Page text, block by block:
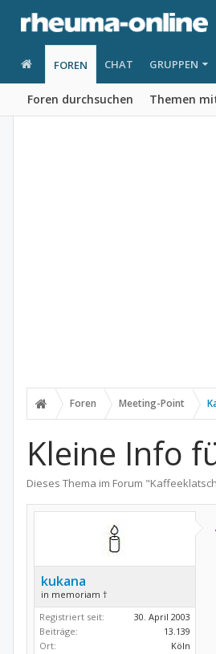
FOREN
Foren durchsuchen Themen
CHAT GRUPPEN
Foren Meeting-Point
Kleine Info
Dieses Thema im Forum "Kaffeeklatsch
kukana
in memoriam †
Registriert seit:
30. April 2003
Beiträge:
13.139
Ort:
Köln